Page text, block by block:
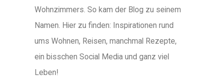
Wohnzimmers. So kam der Blog zu seinem
Namen. Hier zu finden: Inspirationen rund
ums Wohnen, Reisen, manchmal Rezepte,
ein bisschen Social Media und ganz viel
Leben!